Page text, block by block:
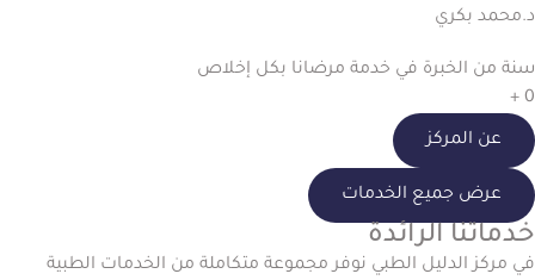
د.محمد بكري
سنة من الخبرة في خدمة مرضانا بكل إخلاص
0
+
عن المركز
عرض جميع الخدمات
خدماتنا الرائدة
في مركز الدليل الطبي نوفر مجموعة متكاملة من الخدمات الطبية